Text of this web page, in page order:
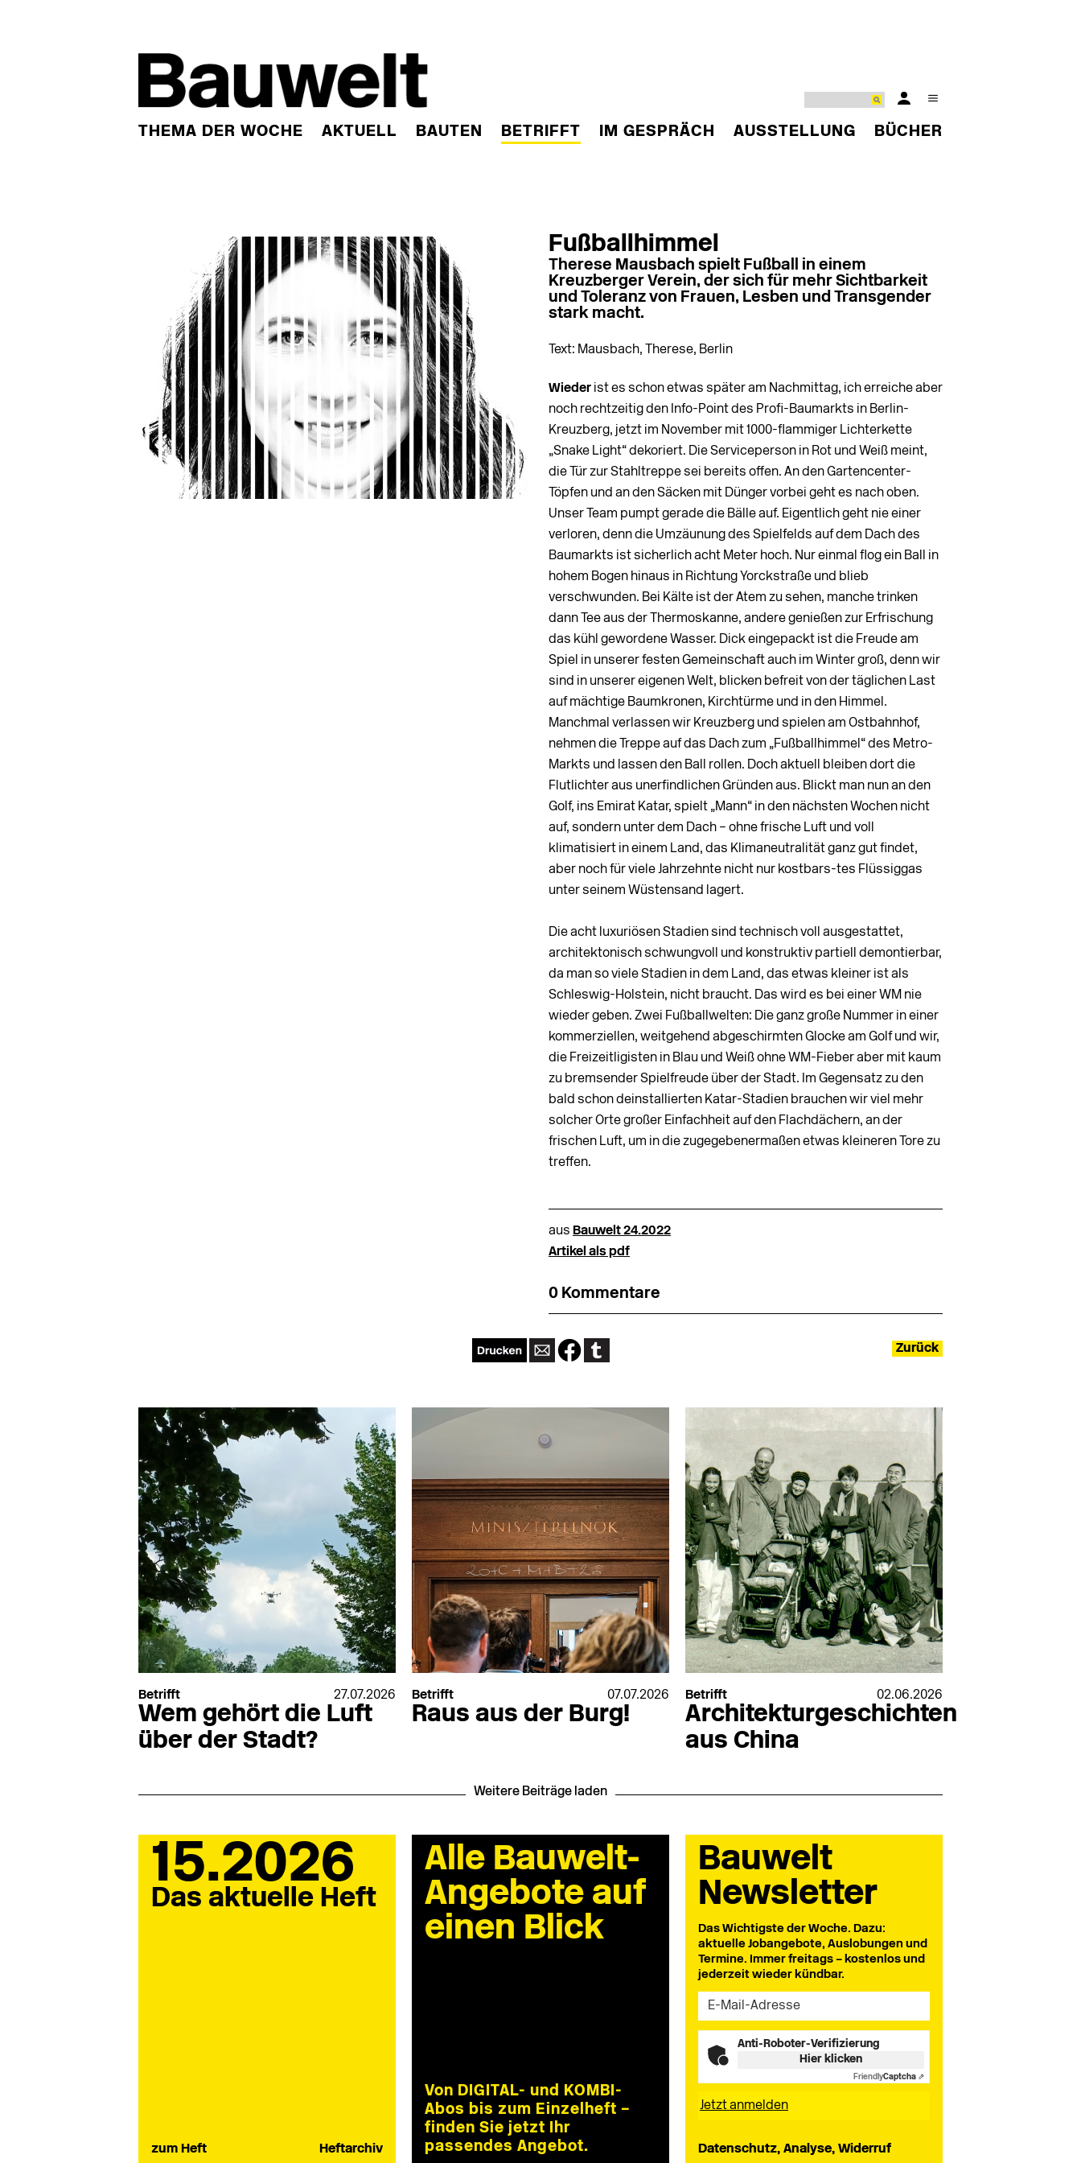
THEMA DER WOCHE AKTUELL BAUTEN BETRIFFT IM GESPRÄCH AUSSTELLUNG BÜCHER
Fußballhimmel
Therese Mausbach spielt Fußball in einem
Kreuzberger Verein, der sich für mehr Sichtbarkeit
und Toleranz von Frauen, Lesben und Transgender
stark macht.
Text: Mausbach, Therese, Berlin
Wieder ist es schon etwas später am Nachmittag, ich erreiche aber
noch rechtzeitig den Info-Point des Profi-Baumarkts in Berlin-
Kreuzberg, jetzt im November mit 1000-flammiger Lichterkette
„Snake Light“ dekoriert. Die Serviceperson in Rot und Weiß meint,
die Tür zur Stahltreppe sei bereits offen. An den Gartencenter-
Töpfen und an den Säcken mit Dünger vorbei geht es nach oben.
Unser Team pumpt gerade die Bälle auf. Eigentlich geht nie einer
verloren, denn die Umzäunung des Spielfelds auf dem Dach des
Baumarkts ist sicherlich acht Meter hoch. Nur einmal flog ein Ball in
hohem Bogen hinaus in Richtung Yorckstraße und blieb
verschwunden. Bei Kälte ist der Atem zu se­hen, manche trinken
dann Tee aus der Thermoskanne, andere genießen zur Erfrischung
das kühl gewordene Wasser. Dick eingepackt ist die Freude am
Spiel in unserer festen Gemeinschaft auch im Winter groß, denn wir
sind in unserer eigenen Welt, blicken befreit von der täglichen Last
auf mächtige Baumkronen, Kirchtürme und in den Himmel.
Manchmal verlassen wir Kreuzberg und spielen am Ostbahnhof,
nehmen die Treppe auf das Dach zum „Fußballhimmel“ des Metro-
Markts und lassen den Ball rollen. Doch aktuell bleiben dort die
Flutlichter aus unerfind­lichen Gründen aus. Blickt man nun an den
Golf, ins Emirat Katar, spielt „Mann“ in den nächs­ten Wochen nicht
auf, sondern unter dem Dach – ohne frische Luft und voll
klimatisiert in einem Land, das Klimaneutralität ganz gut findet,
aber noch für viele Jahrzehnte nicht nur kostbars­-tes Flüssiggas
unter seinem Wüstensand lagert.
Die acht luxuriösen Stadien sind technisch voll ausgestattet,
architektonisch schwungvoll und konstruktiv partiell demontierbar,
da man so viele Stadien in dem Land, das etwas kleiner ist als
Schleswig-Holstein, nicht braucht. Das wird es bei einer WM nie
wieder geben. Zwei Fußballwelten: Die ganz große Nummer in einer
kommerziellen, weitgehend abgeschirmten Glocke am Golf und wir,
die Freizeitligisten in Blau und Weiß ohne WM-Fieber aber mit kaum
zu bremsender Spielfreude über der Stadt. Im Gegensatz zu den
bald schon deinstallierten Katar-Stadien brauchen wir viel mehr
solcher Orte großer Einfachheit auf den Flachdächern, an der
frischen Luft, um in die zugegebenermaßen etwas kleineren Tore zu
treffen.
aus Bauwelt 24.2022
Artikel als pdf
0 Kommentare
Zurück
Betrifft 27.07.2026
Wem gehört die Luft
über der Stadt?
Betrifft 07.07.2026
Raus aus der Burg!
Betrifft 02.06.2026
Architekturgeschichten
aus China
Weitere Beiträge laden
15.2026
Das aktuelle Heft
zum Heft Heftarchiv
Alle Bauwelt-
Angebote auf
einen Blick
Von DIGITAL- und KOMBI-
Abos bis zum Einzelheft –
finden Sie jetzt Ihr
passendes Angebot.
Bauwelt
Newsletter
Das Wichtigste der Woche. Dazu:
aktuelle Jobangebote, Auslobungen und
Termine. Immer freitags – kostenlos und
jederzeit wieder kündbar.
Anti-Roboter-Verifizierung
Hier klicken
FriendlyCaptcha ⇗
Datenschutz, Analyse, Widerruf